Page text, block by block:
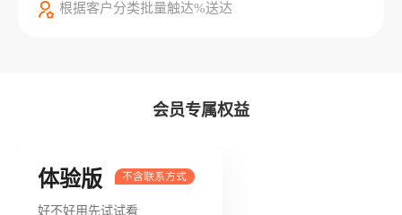
根据客户分类批量触达%送达
会员专属权益
体验版
好不好用先试试看